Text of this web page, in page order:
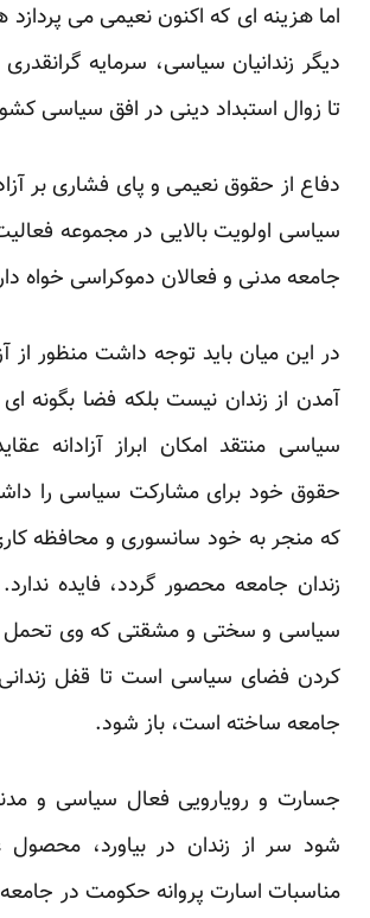
اما هزینه ای که اکنون نعیمی می پردازد
دیگر زندانیان سیاسی، سرمایه
تا زوال استبداد دینی در افق سیاسی
دفاع از حقوق نعیمی و پای فشاری بر
سیاسی اولویت بالایی در مجموعه
جامعه مدنی و فعالان دموکراسی خواه
در این میان باید توجه داشت منظور از
آمدن از زندان نیست بلکه فضا بگونه
سیاسی منتقد امکان ابراز آزادانه
حقوق خود برای مشارکت سیاسی را
که منجر به خود سانسوری و محافظه
زندان جامعه محصور گردد، فایده
سیاسی و سختی و مشقتی که وی تحمل
کردن فضای سیاسی است تا قفل
جامعه ساخته است، باز شود.
جسارت و رویارویی فعال سیاسی و
شود سر از زندان در بیاورد، محصول
مناسبات اسارت پروانه حکومت در